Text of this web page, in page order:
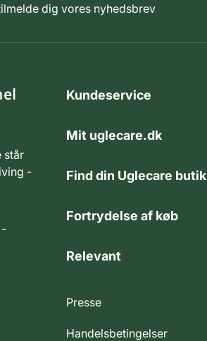
dig vores nyhedsbrev
står
-
-
Kundeservice
Mit uglecare.dk
Find din Uglecare butik
Fortrydelse af køb
Relevant
Presse
Handelsbetingelser